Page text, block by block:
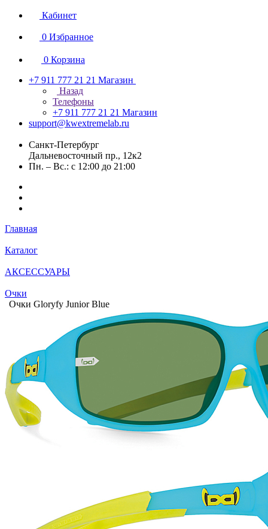
Кабинет
0 Избранное
0 Корзина
+7 911 777 21 21 Магазин
Назад
Телефоны
+7 911 777 21 21 Магазин
support@kwextremelab.ru
Санкт-Петербург
Дальневосточный пр., 12к2
Пн. – Вс.: с 12:00 до 21:00
Главная
Каталог
АКСЕССУАРЫ
Очки
Очки Gloryfy Junior Blue